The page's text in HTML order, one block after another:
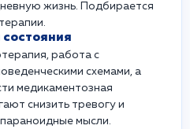
жизнь. Подбирается
работа с
схемами, а
медикаментозная
снизить тревогу и
мысли.